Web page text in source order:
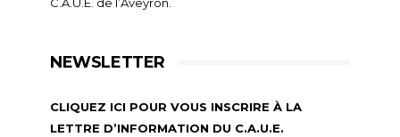
NEWSLETTER
CLIQUEZ ICI POUR VOUS INSCRIRE À LA
LETTRE D’INFORMATION DU C.A.U.E.